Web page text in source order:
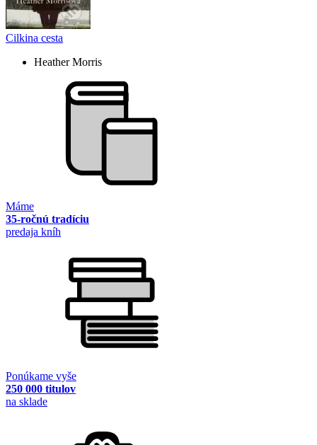
Cilkina cesta
Heather Morris
Máme
35-ročnú tradíciu
predaja kníh
Ponúkame vyše
250 000 titulov
na sklade